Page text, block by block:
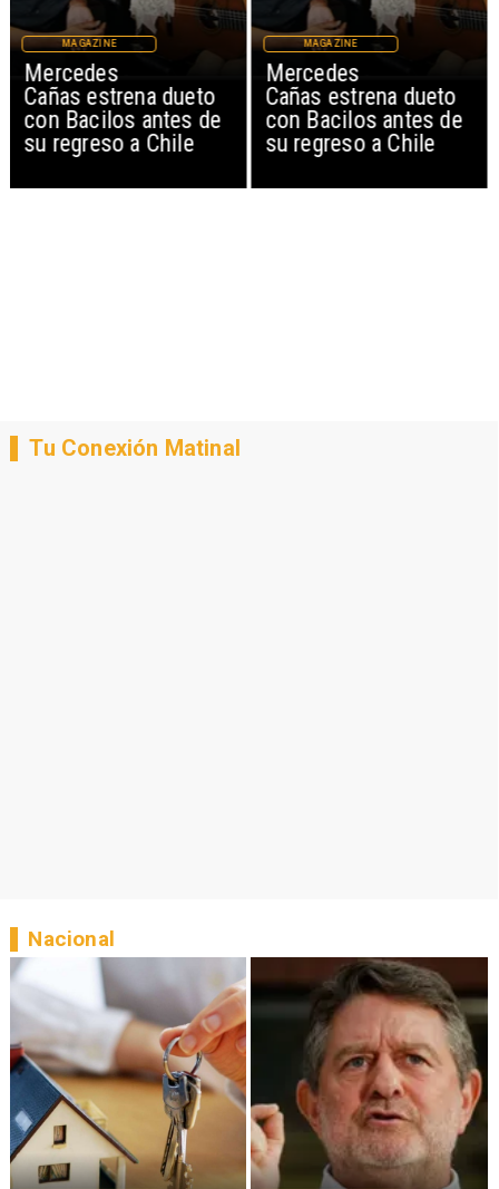
Mercedes
Cañas estrena dueto
con Bacilos antes de
su regreso a Chile
MAGAZINE
Mercedes
Cañas estrena dueto
con Bacilos antes de
su regreso a Chile
MAGAZINE
Tu Conexión Matinal
Nacional